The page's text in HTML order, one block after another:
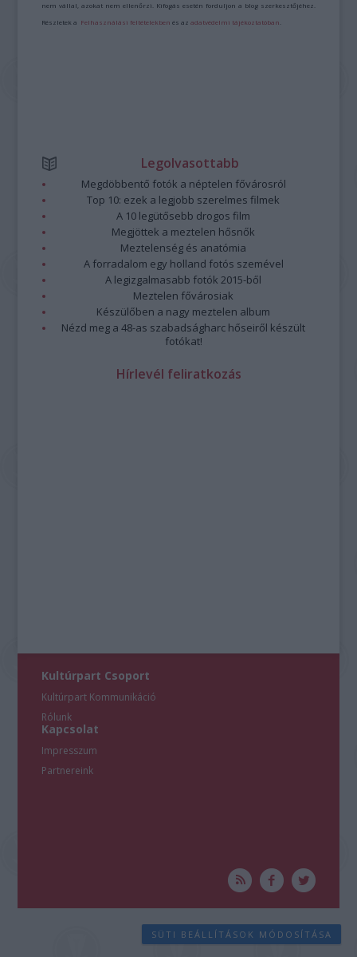
nem vállal, azokat nem ellenőrzi. Kifogás esetén forduljon a blog szerkesztőjéhez.
Részletek a Felhasználási feltételekben és azadatvédelmi tájékoztatóban
Legolvasottabb
Megdöbbentő fotók a néptelen fővárosról
Top 10: ezek a legjobb szerelmes filmek
A 10 legütősebb drogos film
Megjöttek a meztelen hősnők
Meztelenség és anatómia
A forradalom egy holland fotós szemével
A legizgalmasabb fotók 2015-ből
Meztelen fővárosiak
Készülőben a nagy meztelen album
Nézd meg a 48-as szabadságharc hőseiről készült
fotókat!
Hírlevél feliratkozás
Kultúrpart Csoport
Kultúrpart Kommunikáció
Rólunk
Kapcsolat
Impresszum
Partnereink
SÜTI BEÁLLÍTÁSOK MÓDOSÍTÁSA